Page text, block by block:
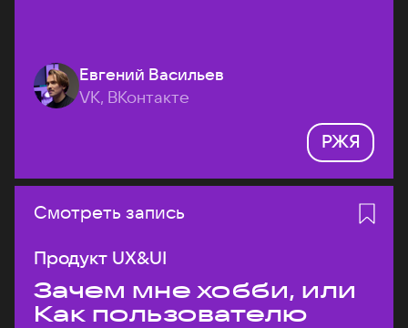
Евгений Васильев
VK, ВКонтакте
РЖЯ
Смотреть запись
Продукт UX&UI
Зачем мне хобби, или
Как пользователю